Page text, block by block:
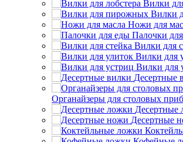
Вилки
Вилки
Ножи для
Палочки
Вилки для
Вилки для
Вилки для
Десертные
Органайзеры для столовых
Десертные
Десертные